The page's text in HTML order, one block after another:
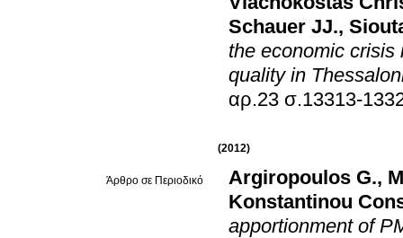
Schauer JJ.,
the economic crisis
quality in
αρ.23 σ.13313-
(2012)
Άρθρο σε Περιοδικό Argiropoulos G.,
Konstantinou
apportionment of